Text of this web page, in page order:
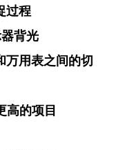
过程
背光
万用表之间的切
的项目